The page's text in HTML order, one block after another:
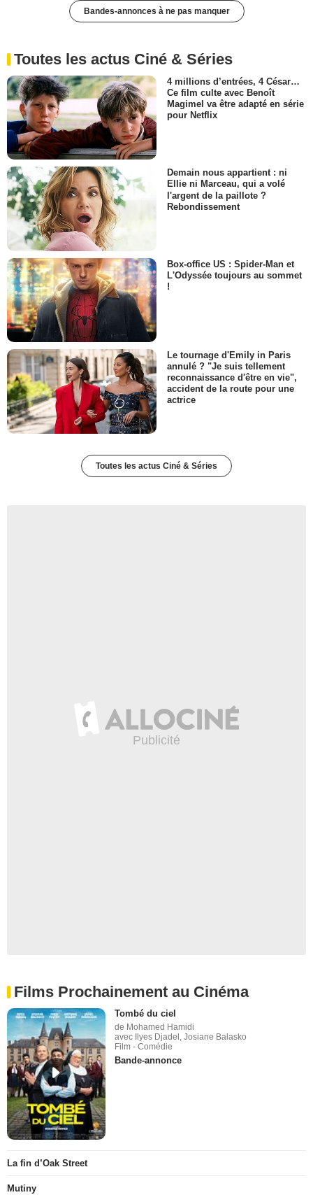
Bandes-annonces à ne pas manquer
Toutes les actus Ciné & Séries
4 millions d’entrées, 4 César…
Ce film culte avec Benoît
Magimel va être adapté en série
pour Netflix
Demain nous appartient : ni
Ellie ni Marceau, qui a volé
l'argent de la paillote ?
Rebondissement
Box-office US : Spider-Man et
L'Odyssée toujours au sommet
!
Le tournage d'Emily in Paris
annulé ? "Je suis tellement
reconnaissance d'être en vie",
accident de la route pour une
actrice
Toutes les actus Ciné & Séries
Films Prochainement au Cinéma
Tombé du ciel
de Mohamed Hamidi
avec Ilyes Djadel, Josiane Balasko
Film - Comédie
Bande-annonce
La fin d’Oak Street
Mutiny